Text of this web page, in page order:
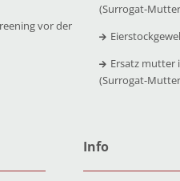
vor der
(Surrogat-
Ersatz mutter
(Surrogat-
Info